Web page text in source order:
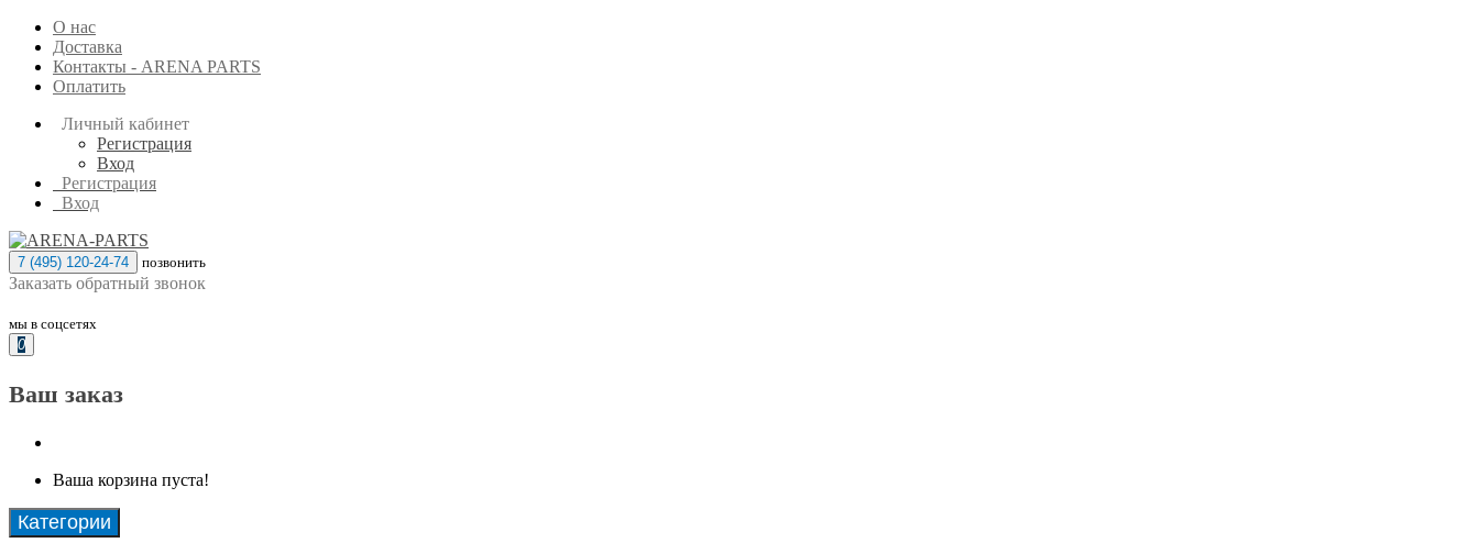
О нас
Доставка
Контакты - ARENA PARTS
Оплатить
Личный кабинет
Регистрация
Вход
Регистрация
Вход
7 (495) 120-24-74 позвонить
Заказать обратный звонок
мы в соцсетях
0
Ваш заказ
Ваша корзина пуста!
Категории